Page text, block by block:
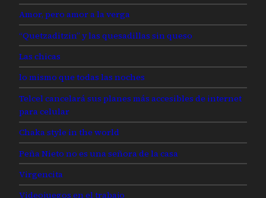
Amor, pero amor a la verga
“Quetzaditzin” y las quesadillas sin queso
Las chicas
lo mismo que todas las noches
Telcel cancelará sus planes más accesibles de internet
para celular
Chaka style in the world
Peña Nieto no es una señora de la casa
Virgencita
Videojuegos en el trabajo